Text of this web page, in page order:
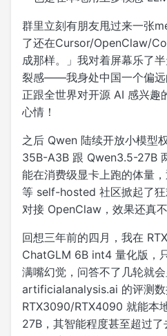
群里立刻有朋友甩过来一张
了还在Cursor/OpenClaw/
成那样。」我对着屏幕乐了
裂感——我身处中国一个偏远
正跟全世界对开源 AI 感兴趣
心情！
之后 Qwen 陆续开放小模型
35B-A3B 跟 Qwen3.5-27B
能在消费级显卡上跑的体量
等 self-hosted 社区掀起了
对接 OpenClaw，效果还真不
回想三年前的四月，我在
ChatGLM 6B int4 量化版，
满嘴幻觉，问答不了几轮就
artificialanalysis.ai 的评测数
RTX3090/RTX4090 就能本
27B，其智能程度甚至超过